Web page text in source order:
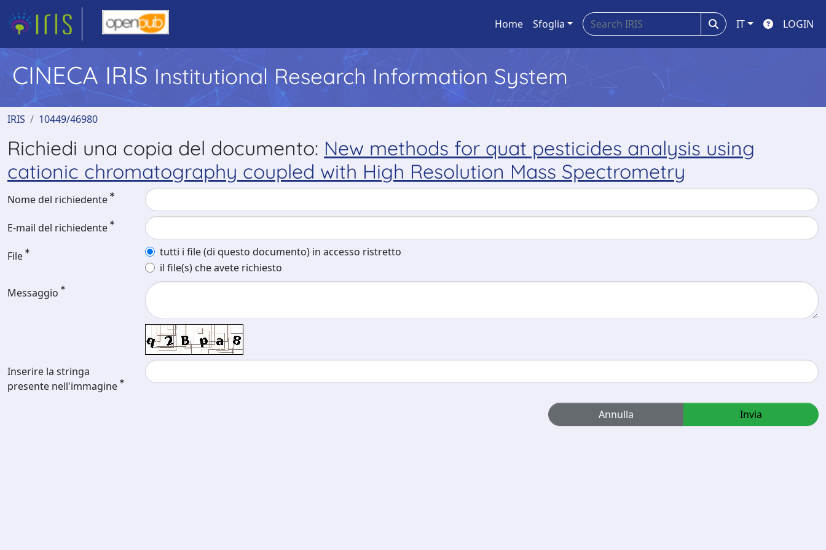
Home Sfoglia IT LOGIN
CINECA IRIS Institutional Research Information System
IRIS 10449/46980
Richiedi una copia del documento: New methods for quat pesticides analysis using
cationic chromatography coupled with High Resolution Mass Spectrometry
Nome del richiedente
E-mail del richiedente
File
tutti i file (di questo documento) in accesso ristretto
il file(s) che avete richiesto
Messaggio
Inserire la stringa
presente nell'immagine
Annulla Invia